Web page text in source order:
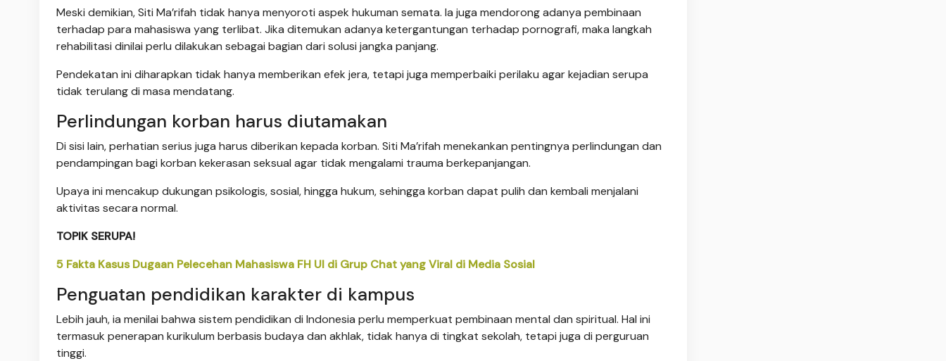
Meski demikian, Siti Ma’rifah tidak hanya menyoroti aspek hukuman semata. Ia juga mendorong adanya pembinaan
terhadap para mahasiswa yang terlibat. Jika ditemukan adanya ketergantungan terhadap pornografi, maka langkah
rehabilitasi dinilai perlu dilakukan sebagai bagian dari solusi jangka panjang.
Pendekatan ini diharapkan tidak hanya memberikan efek jera, tetapi juga memperbaiki perilaku agar kejadian serupa
tidak terulang di masa mendatang.
Perlindungan korban harus diutamakan
Di sisi lain, perhatian serius juga harus diberikan kepada korban. Siti Ma’rifah menekankan pentingnya perlindungan dan
pendampingan bagi korban kekerasan seksual agar tidak mengalami trauma berkepanjangan.
Upaya ini mencakup dukungan psikologis, sosial, hingga hukum, sehingga korban dapat pulih dan kembali menjalani
aktivitas secara normal.
TOPIK SERUPA!
5 Fakta Kasus Dugaan Pelecehan Mahasiswa FH UI di Grup Chat yang Viral di Media Sosial
Penguatan pendidikan karakter di kampus
Lebih jauh, ia menilai bahwa sistem pendidikan di Indonesia perlu memperkuat pembinaan mental dan spiritual. Hal ini
termasuk penerapan kurikulum berbasis budaya dan akhlak, tidak hanya di tingkat sekolah, tetapi juga di perguruan
tinggi.